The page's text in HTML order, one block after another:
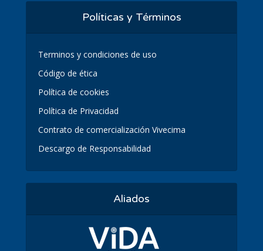
Políticas y Términos
Terminos y condiciones de uso
Código de ética
Política de cookies
Política de Privacidad
Contrato de comercialización Vivecima
Descargo de Responsabilidad
Aliados